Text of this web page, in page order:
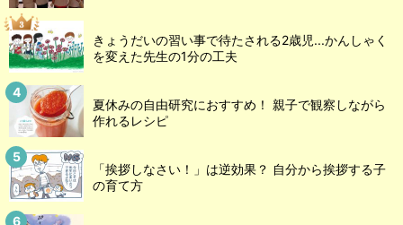
きょうだいの習い事で待たされる2歳児...かんしゃく
を変えた先生の1分の工夫
夏休みの自由研究におすすめ！ 親子で観察しながら
作れるレシピ
「挨拶しなさい！」は逆効果？ 自分から挨拶する子
の育て方